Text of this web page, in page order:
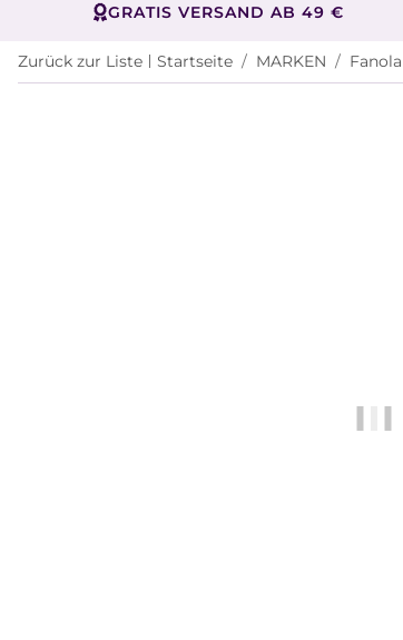
GRATIS VERSAND AB 49 €
Zurück zur Liste Startseite MARKEN Fanola